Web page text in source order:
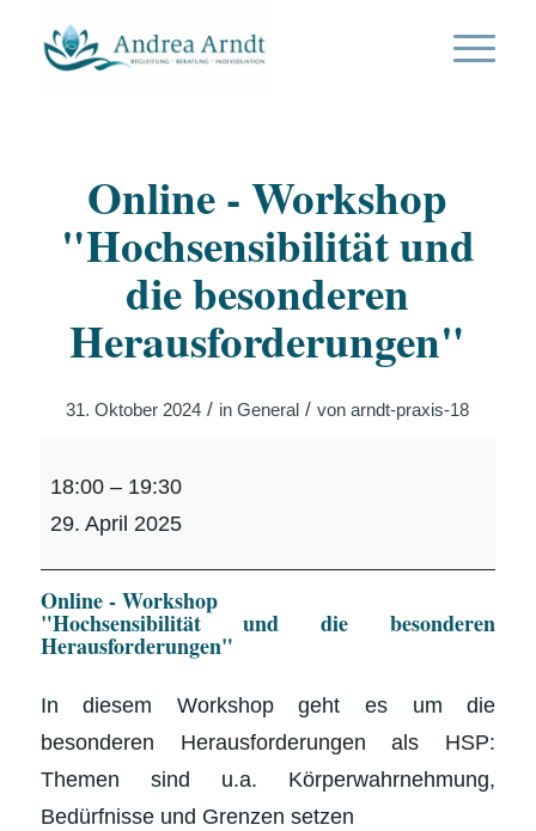
Online - Workshop
"Hochsensibilität und
die besonderen
Herausforderungen"
31. Oktober 2024 / inGeneral / vonarndt-praxis-18
Workshop
"Hochsensibilität
und
die
Herausforderungen"
18:00 – 19:30
29. April 2025
Online - Workshop
"Hochsensibilität und die besonderen
Herausforderungen"
In diesem Workshop geht es um die
besonderen Herausforderungen als HSP:
Themen sind u.a. Körperwahrnehmung,
Bedürfnisse und Grenzen setzen